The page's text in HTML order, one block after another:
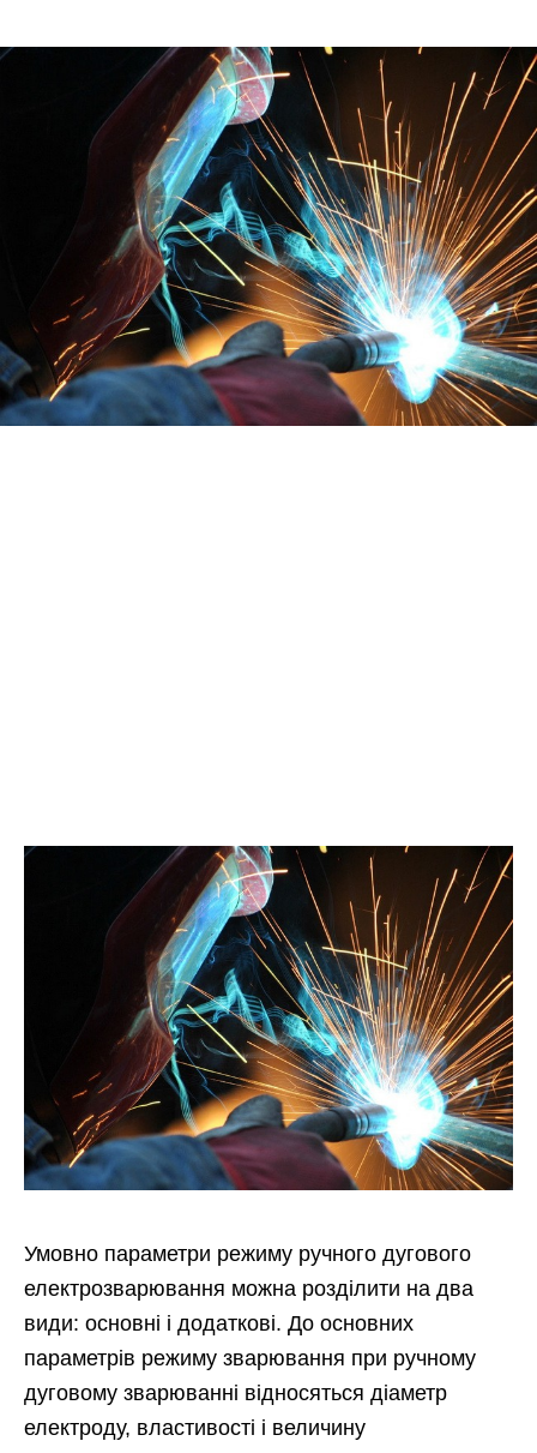
Умовно параметри режиму ручного дугового
електрозварювання можна розділити на два
види: основні і додаткові. До основних
параметрів режиму зварювання при ручному
дуговому зварюванні відносяться діаметр
електроду, властивості і величину